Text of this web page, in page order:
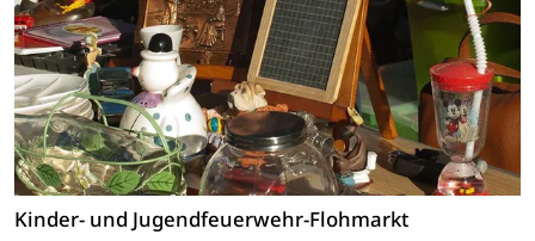
Kinder- und Jugendfeuerwehr-Flohmarkt